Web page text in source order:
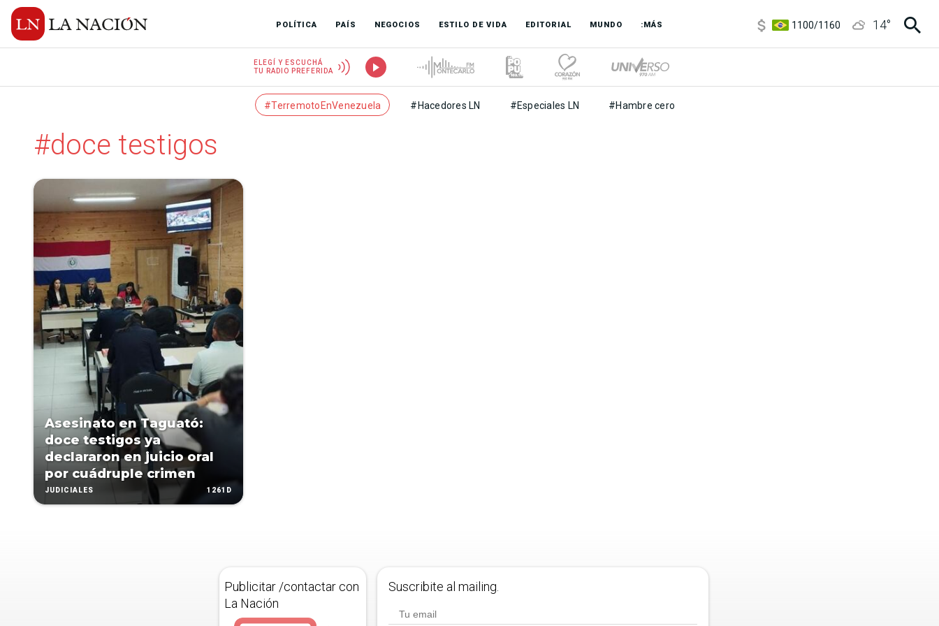
POLÍTICA PAÍS NEGOCIOS ESTILO DE VIDA EDITORIAL MUNDO :MÁS
1100/1160
14°
ELEGÍ Y ESCUCHÁ
TU RADIO PREFERIDA
#TerremotoEnVenezuela #Hacedores LN #Especiales LN #Hambre cero
#doce testigos
Asesinato en Taguató:
doce testigos ya
declararon en juicio oral
por cuádruple crimen
JUDICIALES 1261D
Publicitar /contactar con
La Nación
Suscribite al mailing.